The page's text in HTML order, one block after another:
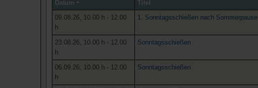
Datum Titel
09.08.26, 10.00 h - 12.00
h
1. Sonntagsschießen nach Sommerpause
23.08.26, 10.00 h - 12.00
h
Sonntagsschießen
06.09.26, 10.00 h - 12.00
h
Sonntagsschießen